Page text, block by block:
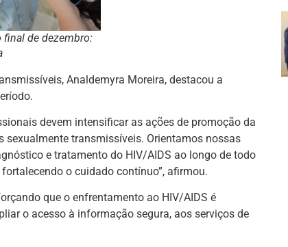
final de dezembro:
Analdemyra Moreira, destacou a
devem intensificar as ações de promoção da
sexualmente transmissíveis. Orientamos nossas
e tratamento do HIV/AIDS ao longo de todo
o cuidado contínuo”, afirmou.
que o enfrentamento ao HIV/AIDS é
o acesso à informação segura, aos serviços de